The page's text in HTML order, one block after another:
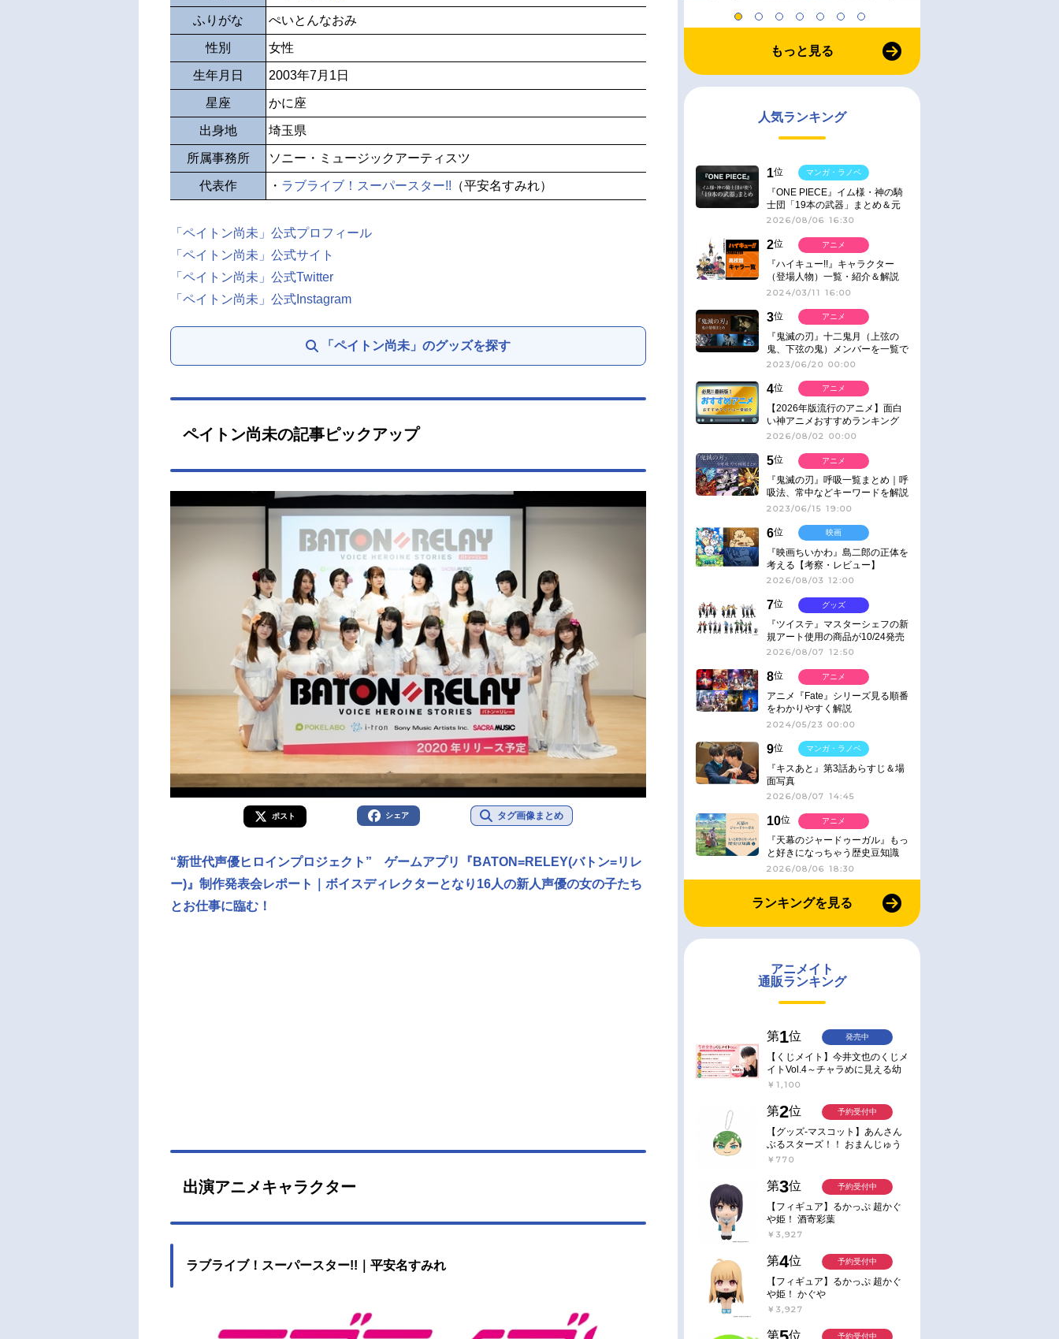
ふりがな ぺいとんなおみ
性別 女性
生年月日 2003年7月1日
星座 かに座
出身地 埼玉県
所属事務所 ソニー・ミュージックアーティスツ
代表作 ・ ラブライブ！スーパースター!! （平安名すみれ）
「ペイトン尚未」公式プロフィール
「ペイトン尚未」公式サイト
「ペイトン尚未」公式Twitter
「ペイトン尚未」公式Instagram
「ペイトン尚未」のグッズを探す
ペイトン尚未の記事ピックアップ
ポスト シェア タグ画像まとめ
“新世代声優ヒロインプロジェクト” ゲームアプリ『BATON=RELEY(バトン=リレ
ー)』制作発表会レポート｜ボイスディレクターとなり16人の新人声優の女の子たち
とお仕事に臨む！
出演アニメキャラクター
ラブライブ！スーパースター!!｜平安名すみれ
もっと見る
人気ランキング
1位
『ONE PIECE』イム様・神の騎
士団「19本の武器」まとめ＆元
ネタ
2026/08/06 16:30
マンガ・ラノベ
2位
『ハイキュー!!』キャラクター
（登場人物）一覧・紹介＆解説
2024/03/11 16:00
アニメ
3位
『鬼滅の刃』十二鬼月（上弦の
鬼、下弦の鬼）メンバーを一覧で
紹介＆解説（登場鬼の情報まと
2023/06/20 00:00
アニメ
4位
【2026年版流行のアニメ】面白
い神アニメおすすめランキング
【名作・話題作】｜ジャンル別人
2026/08/02 00:00
アニメ
5位
『鬼滅の刃』呼吸一覧まとめ｜呼
吸法、常中などキーワードを解説
2023/06/15 19:00
アニメ
6位
『映画ちいかわ』島二郎の正体を
考える【考察・レビュー】
2026/08/03 12:00
映画
7位
『ツイステ』マスターシェフの新
規アート使用の商品が10/24発売
2026/08/07 12:50
グッズ
8位
アニメ『Fate』シリーズ見る順番
をわかりやすく解説
2024/05/23 00:00
アニメ
9位
『キスあと』第3話あらすじ＆場
面写真
2026/08/07 14:45
マンガ・ラノベ
10位
『天幕のジャードゥーガル』もっ
と好きになっちゃう歴史豆知識
2026/08/06 18:30
アニメ
ランキングを見る
アニメイト
通販ランキング
第1位
【くじメイト】今井文也のくじメ
イトVol.4～チャラめに見える幼
馴染、実は一途で独占欲が強いん
￥1,100
発売中
第2位
【グッズ-マスコット】あんさん
ぶるスターズ！！ おまんじゅう
にぎにぎマスコット ねくすと2
￥770
予約受付中
第3位
【フィギュア】るかっぷ 超かぐ
や姫！ 酒寄彩葉
￥3,927
予約受付中
第4位
【フィギュア】るかっぷ 超かぐ
や姫！ かぐや
￥3,927
予約受付中
第 位 予約受付中